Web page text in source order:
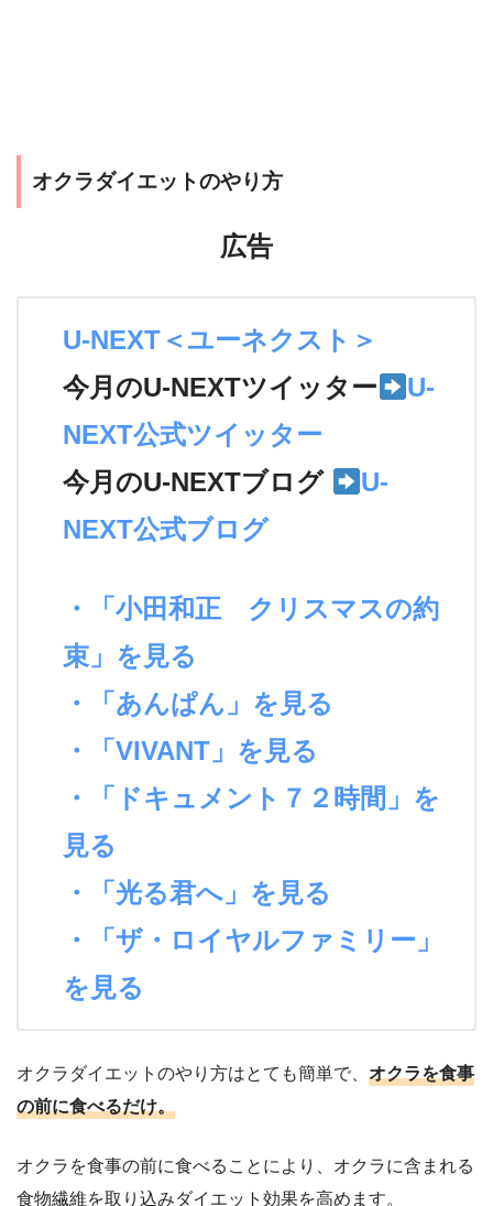
オクラダイエットのやり方
広告
U-NEXT＜ユーネクスト＞
今月のU-NEXTツイッター
U-
NEXT公式ツイッター
今月のU-NEXTブログ
U-
NEXT公式ブログ
・「小田和正 クリスマスの約
束」を見る
・「あんぱん」を見る
・「VIVANT」を見る
・「ドキュメント７２時間」を
見る
・「光る君へ」を見る
・「ザ・ロイヤルファミリー」
を見る
オクラダイエットのやり方はとても簡単で、 オクラを食事
の前に食べるだけ。
オクラを食事の前に食べることにより、オクラに含まれる
食物繊維を取り込みダイエット効果を高めます。